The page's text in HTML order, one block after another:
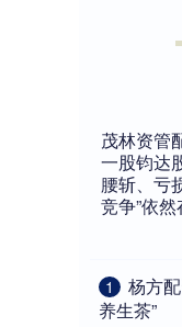
茂林资管
一股钧达
腰斩、亏
竞争”依然
1
杨方
养生茶”